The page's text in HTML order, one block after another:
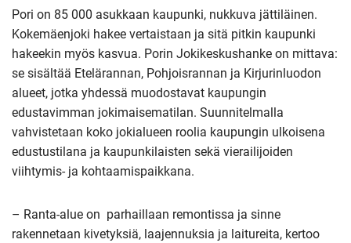
Pori on 85 000 asukkaan kaupunki, nukkuva jättiläinen.
Kokemäenjoki hakee vertaistaan ja sitä pitkin kaupunki
hakeekin myös kasvua. Porin Jokikeskushanke on mittava:
se sisältää Etelärannan, Pohjoisrannan ja Kirjurinluodon
alueet, jotka yhdessä muodostavat kaupungin
edustavimman jokimaisematilan. Suunnitelmalla
vahvistetaan koko jokialueen roolia kaupungin ulkoisena
edustustilana ja kaupunkilaisten sekä vierailijoiden
viihtymis- ja kohtaamispaikkana.
– Ranta-alue on parhaillaan remontissa ja sinne
rakennetaan kivetyksiä, laajennuksia ja laitureita, kertoo